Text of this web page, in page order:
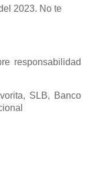
2023. No te
responsabilidad
SLB, Banco